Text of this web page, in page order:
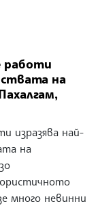
работи
на
изразява най-
на
много невинни